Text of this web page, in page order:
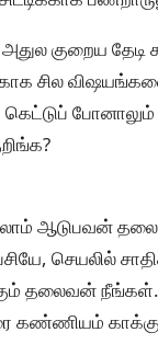
குறைய தேடி
சில
ஆடுபவன்
செயலில்
தலைவன் நீங்கள்.
கண்ணியம்